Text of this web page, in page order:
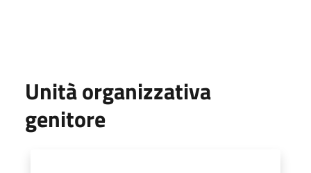
Unità organizzativa
genitore